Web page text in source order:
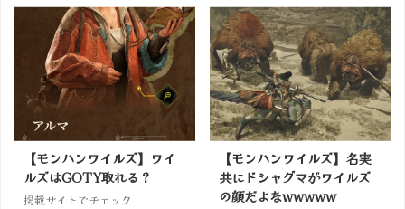
【モンハンワイルズ】ワイ
ルズはGOTY取れる？
掲載サイトでチェック
【モンハンワイルズ】名実
共にドシャグマがワイルズ
の顔だよなwwwww